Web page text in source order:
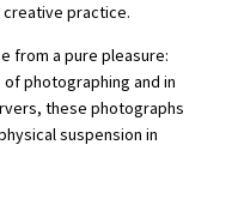
practice.
from a pure pleasure:
photographing and in
these photographs
suspension in